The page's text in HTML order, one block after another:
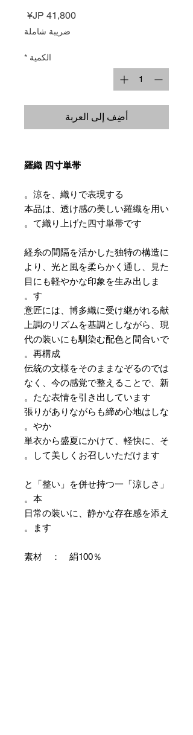
السعر
ضريبة شاملة
الكمية *
أضِف إلى العربة
羅織 四寸単帯
涼を、織りで表現する。
本品は、透け感の美しい羅織を用い
て織り上げた四寸単帯です。
経糸の間隔を活かした独特の構造に
より、光と風を柔らかく通し、見た
目にも軽やかな印象を生み出しま
す。
意匠には、博多織に受け継がれる献
上調のリズムを基調としながら、現
代の装いにも馴染む配色と間合いで
再構成。
伝統の文様をそのままなぞるのでは
なく、今の感覚で整えることで、新
たな表情を引き出しています。
張りがありながらも締め心地はしな
やか。
単衣から盛夏にかけて、軽快に、そ
して美しくお召しいただけます。
「涼しさ」と「整い」を併せ持つ一
本。
日常の装いに、静かな存在感を添え
ます。
素材 ： 絹100％